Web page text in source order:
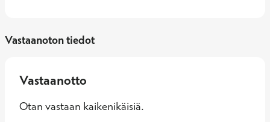
Vastaanoton tiedot
Vastaanotto
Otan vastaan kaikenikäisiä.